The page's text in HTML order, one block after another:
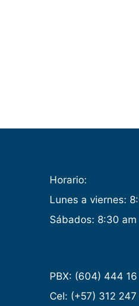
Horario:
Lunes a viernes:
Sábados: 8:30
PBX: (604) 444
Cel: (+57) 312